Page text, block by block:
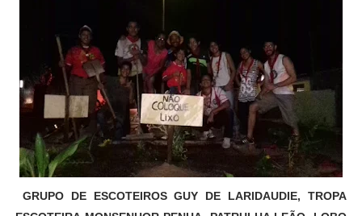
GRUPO DE ESCOTEIROS GUY DE LARIDAUDIE, TROPA